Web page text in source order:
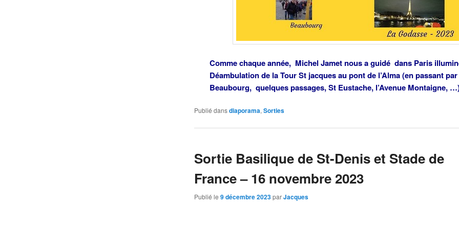
Comme chaque année, Michel Jamet nous a guidé dans Paris
Déambulation de la Tour St jacques au pont de l’Alma (en passant par
Beaubourg, quelques passages, St Eustache, l’Avenue Montaigne,
Publié dans diaporama,Sorties
Sortie Basilique de St-Denis et Stade de
France – 16 novembre 2023
Publié le9 décembre 2023 parJacques